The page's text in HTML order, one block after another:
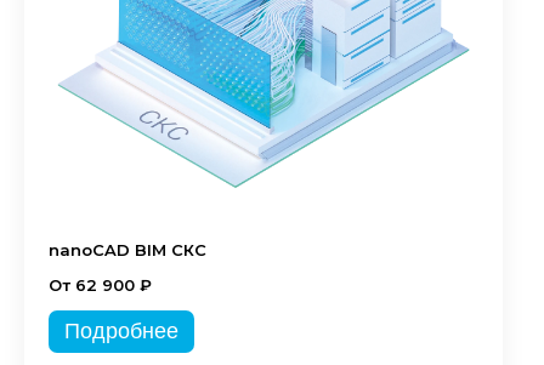
nanoCAD BIM СКС
От 62 900 ₽
Подробнее